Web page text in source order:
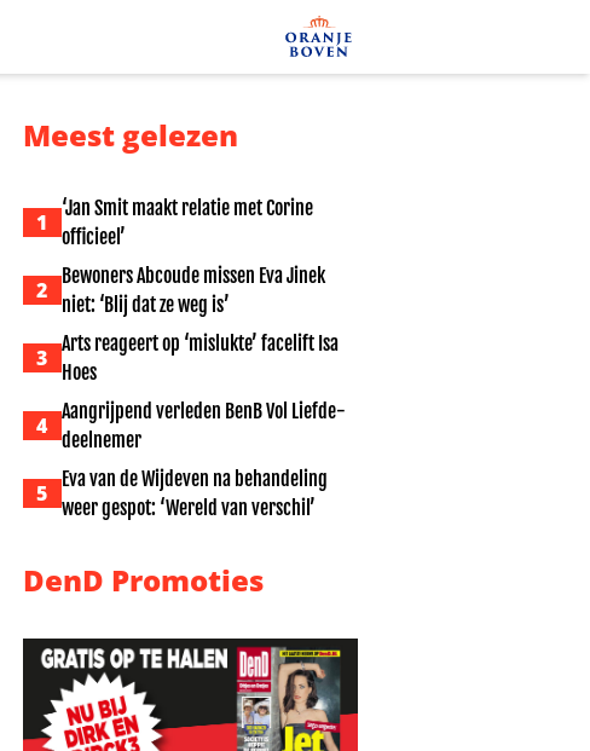
Meest gelezen
1
‘Jan Smit maakt relatie met Corine
officieel’
2
Bewoners Abcoude missen Eva Jinek
niet: ‘Blij dat ze weg is’
3
Arts reageert op ‘mislukte’ facelift Isa
Hoes
4
Aangrijpend verleden BenB Vol Liefde-
deelnemer
5
Eva van de Wijdeven na behandeling
weer gespot: ‘Wereld van verschil’
DenD Promoties